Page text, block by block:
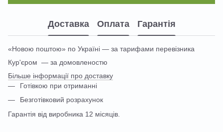
Доставка Оплата Гарантія
«Новою поштою» по Україні — за тарифами перевізника
Кур'єром — за домовленостю
Більше інформації про доставку
Готівкою при отриманні
Безготівковий розрахунок
Гарантія від виробника 12 місяців.